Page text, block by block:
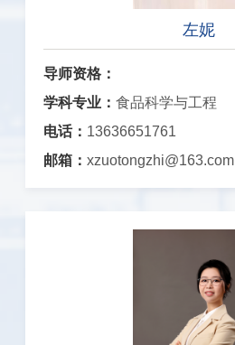
左妮
导师资格：
学科专业： 食品科学与工程
电话： 13636651761
邮箱： xzuotongzhi@163.com